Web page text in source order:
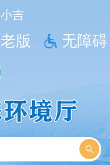
吉
版 无障碍